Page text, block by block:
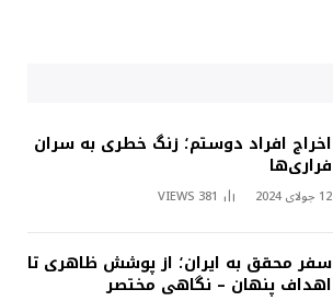
اخراج افراد دوستم؛ زنگ خطری به سران
فراری‌ها
12 جولای 2024 381
VIEWS
سفر محقق به ایران؛ از پوشش ظاهری تا
اهداف پنهان – نگاهی مختصر